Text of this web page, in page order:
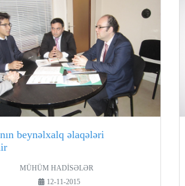
beynəlxalq əlaqələri
MÜHÜM HADİSƏLƏR
12-11-2015